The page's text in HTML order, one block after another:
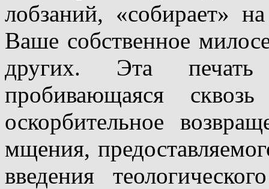
лобзаний, «собирает»
Ваше собственное
других. Эта печать
пробивающаяся
оскорбительное
мщения,
введения